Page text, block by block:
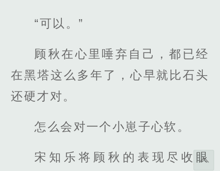
“可以。”
顾秋在心里唾弃自己，都已经
在黑塔这么多年了，心早就比石头
还硬才对。
怎么会对一个小崽子心软。
宋知乐将顾秋的表现尽收眼